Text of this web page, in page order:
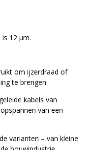
12 μm.
om ijzerdraad of
te brengen.
kabels van
van een
varianten – van kleine